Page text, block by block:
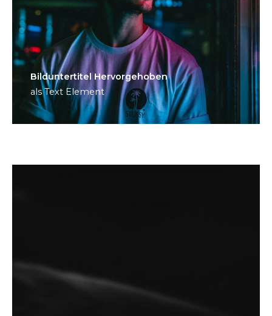
Bild­unter­titel Hervorgehoben
als Text Element